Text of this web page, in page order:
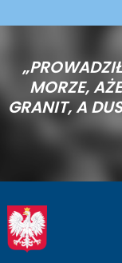
MORZE,
GRANIT, A